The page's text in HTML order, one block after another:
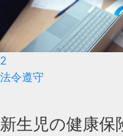
2
法令遵守
新生児の健康保